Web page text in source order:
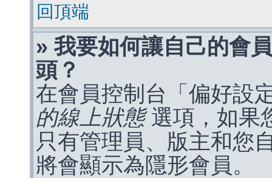
回頂端
» 我要如何讓自己的會
頭？
在會員控制台「偏好設
的線上狀態選項，如果
只有管理員、版主和您
將會顯示為隱形會員。